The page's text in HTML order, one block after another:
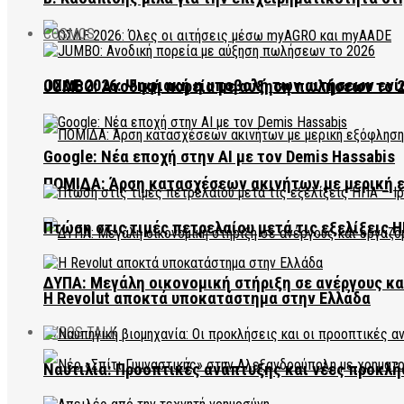
ΟΣΔΕ 2026: Ψηφιακή η υποβολή των αιτήσεων
ΠΟΜΙΔΑ: Άρση κατασχέσεων ακινήτων με μερική
ΔΥΠΑ: Μεγάλη οικονομική στήριξη σε ανέργους
EVROS TALK
COSMOS
JUMBO: Ανοδική πορεία με αύξηση πωλήσεων το
Google: Νέα εποχή στην AI με τον Demis Hassabis
Πτώση στις τιμές πετρελαίου μετά τις εξελίξεις
Η Revolut αποκτά υποκατάστημα στην Ελλάδα
Ναυτιλία: Προοπτικές ανάπτυξης και νέες